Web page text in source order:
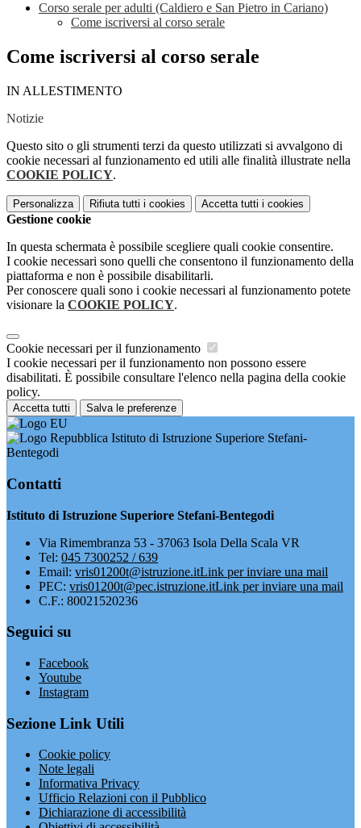
Corso serale per adulti (Caldiero e San Pietro in Cariano)
Come iscriversi al corso serale
Come iscriversi al corso serale
IN ALLESTIMENTO
Notizie
Questo sito o gli strumenti terzi da questo utilizzati si avvalgono di
cookie necessari al funzionamento ed utili alle finalità illustrate nella
COOKIE POLICY.
Personalizza Rifiuta tutti i cookies Accetta tutti i cookies
Gestione cookie
In questa schermata è possibile scegliere quali cookie consentire.
I cookie necessari sono quelli che consentono il funzionamento della
piattaforma e non è possibile disabilitarli.
Per conoscere quali sono i cookie necessari al funzionamento potete
visionare la COOKIE POLICY.
Cookie necessari per il funzionamento
I cookie necessari per il funzionamento non possono essere
disabilitati. È possibile consultare l'elenco nella pagina della cookie
policy.
Accetta tutti Salva le preferenze
Istituto di Istruzione Superiore Stefani-
Bentegodi
Contatti
Istituto di Istruzione Superiore Stefani-Bentegodi
Via Rimembranza 53 - 37063 Isola Della Scala VR
Tel: 045 7300252 / 639
Email: vris01200t@istruzione.itLink per inviare una mail
PEC: vris01200t@pec.istruzione.itLink per inviare una mail
C.F.: 80021520236
Seguici su
Facebook
Youtube
Instagram
Sezione Link Utili
Cookie policy
Note legali
Informativa Privacy
Ufficio Relazioni con il Pubblico
Dichiarazione di accessibilità